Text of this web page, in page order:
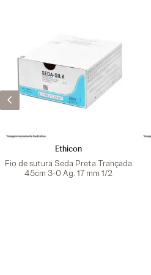
Ethicon
Fio de sutura Seda Preta Trançada
45cm 3-0 Ag. 17 mm 1/2